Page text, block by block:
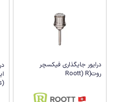
درایور جایگذاری فیکسچر
روت(Roott) R
(implantswiss)